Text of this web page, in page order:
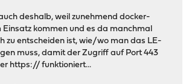
deshalb, weil zunehmend docker-
Einsatz kommen und es da manchmal
zu entscheiden ist, wie/wo man das LE-
muss, damit der Zugriff auf Port 443
https:// funktioniert...